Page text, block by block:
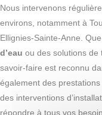
Nous intervenons
environs, notamment à
Ellignies-Sainte-Anne.
d’eau ou des solutions de
savoir-faire est reconnu
également des
des interventions
répondre à tous vos